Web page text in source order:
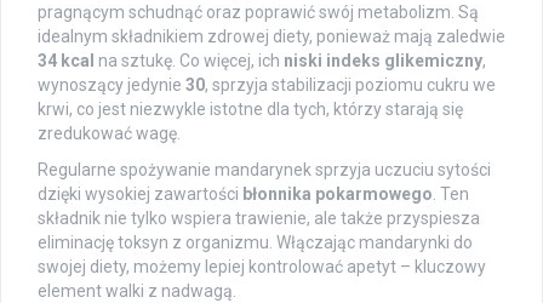
pragnącym schudnąć oraz poprawić swój metabolizm. Są
idealnym składnikiem zdrowej diety, ponieważ mają zaledwie
34 kcal na sztukę. Co więcej, ich niski indeks glikemiczny,
wynoszący jedynie 30, sprzyja stabilizacji poziomu cukru we
krwi, co jest niezwykle istotne dla tych, którzy starają się
zredukować wagę.
Regularne spożywanie mandarynek sprzyja uczuciu sytości
dzięki wysokiej zawartości błonnika pokarmowego. Ten
składnik nie tylko wspiera trawienie, ale także przyspiesza
eliminację toksyn z organizmu. Włączając mandarynki do
swojej diety, możemy lepiej kontrolować apetyt – kluczowy
element walki z nadwagą.